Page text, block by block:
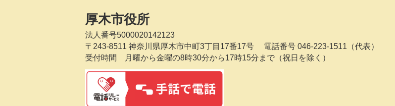
厚木市役所
法人番号5000020142123
〒243-8511 神奈川県厚木市中町3丁目17番17号
電話番号 046-223-1511（代表）
受付時間 月曜から金曜の8時30分から17時15分まで（祝日を除く）